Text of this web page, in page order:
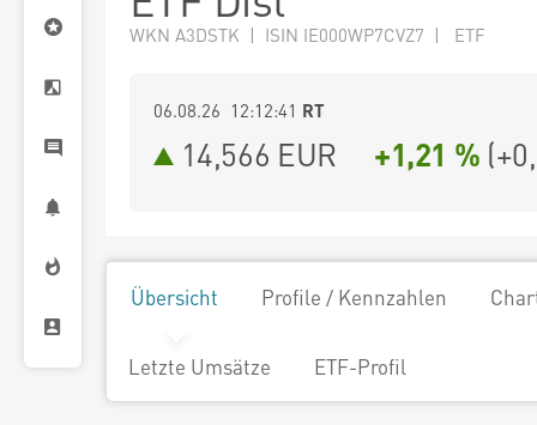
WKN A3DSTK | ISIN IE000WP7CVZ7 | ETF
06.08.26 12:12:41 RT
14,566 EUR +1,21 % (
Übersicht Profile / Kennzahlen
Letzte Umsätze ETF-Profil